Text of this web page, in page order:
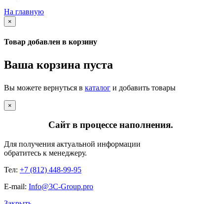
На главную
×
Товар добавлен в корзину
Ваша корзина пуста
Вы можете вернуться в каталог и добавить товары
×
Сайт в процессе наполнения.
Для получения актуальной информации
обратитесь к менеджеру.
Тел: +7 (812) 448-99-95
E-mail: Info@3C-Group.pro